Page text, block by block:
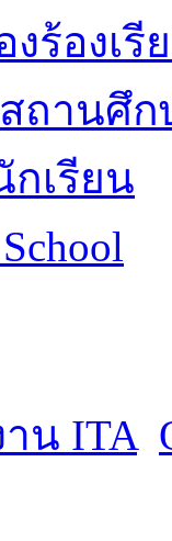
งร้องเ
ถานศึก
กเรียน
าน ITA